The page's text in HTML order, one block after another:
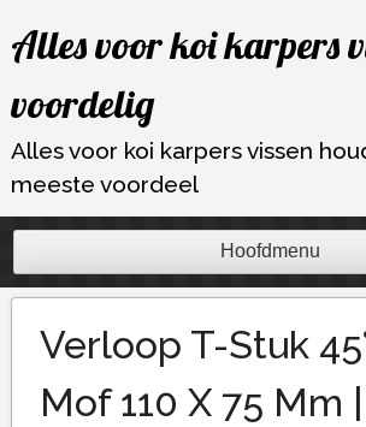
naar
inhoud
Alles voor koi karpers
voordelig
Alles voor koi karpers vissen
meeste voordeel
Hoofdmenu
Verloop T-Stuk
Mof 110 X 75 Mm |